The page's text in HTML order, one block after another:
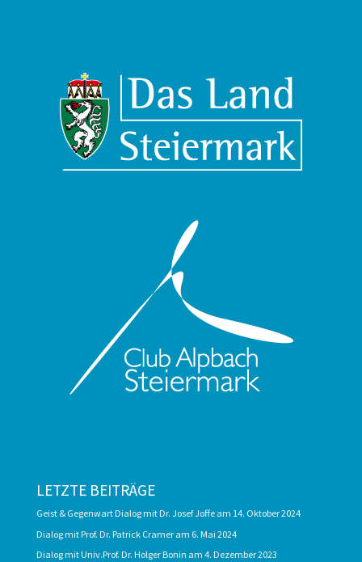
LETZTE BEITRÄGE
Geist & Gegenwart Dialog mit Dr. Josef Joffe am 14. Oktober 2024
Dialog mit Prof. Dr. Patrick Cramer am 6. Mai 2024
Dialog mit Univ.Prof. Dr. Holger Bonin am 4. Dezember 2023